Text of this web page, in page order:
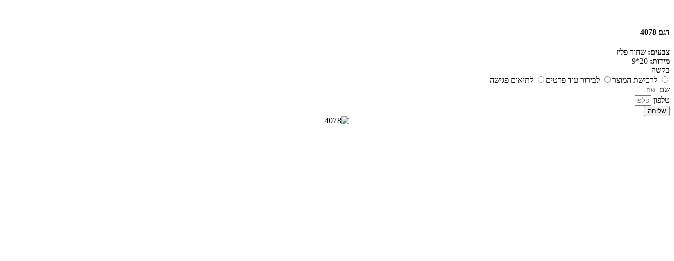
דגם 4078
צבעים: שחור פליז
מידות: 20*9
בקשה
לרכישת המוצר
לבירור עוד פרטים
לתיאום פגישה
שם
טלפון
שליחה